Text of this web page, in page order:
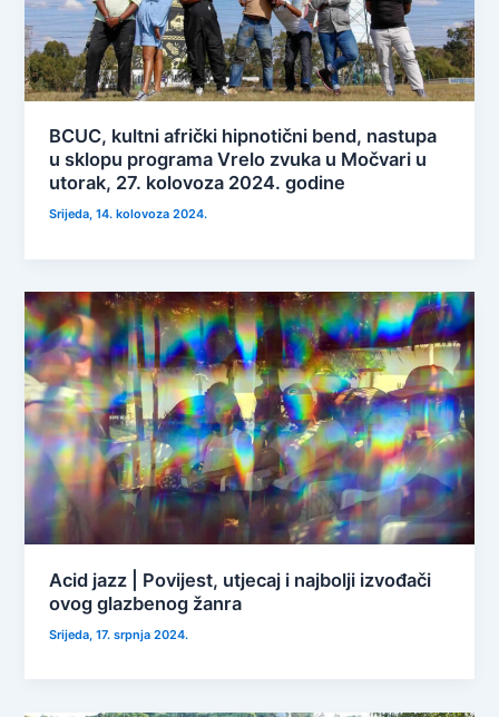
BCUC, kultni afrički hipnotični bend, nastupa
u sklopu programa Vrelo zvuka u Močvari u
utorak, 27. kolovoza 2024. godine
Srijeda, 14. kolovoza 2024.
Acid jazz | Povijest, utjecaj i najbolji izvođači
ovog glazbenog žanra
Srijeda, 17. srpnja 2024.